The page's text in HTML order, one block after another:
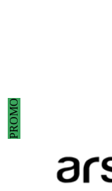
PROMO